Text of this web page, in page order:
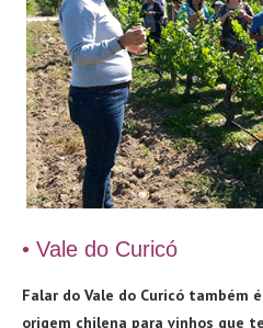
• Vale do Curicó
Falar do Vale do Curicó também
origem chilena para vinhos que